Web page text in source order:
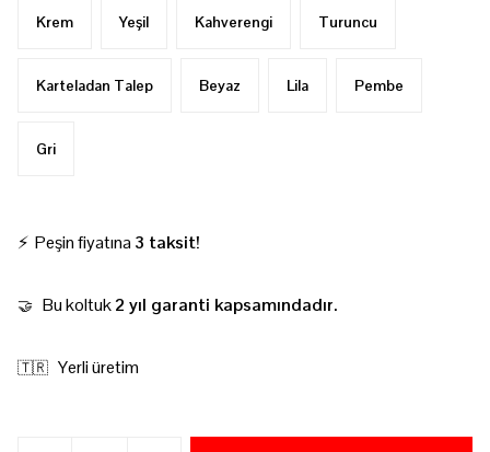
Krem Yeşil Kahverengi Turuncu
Karteladan Talep Beyaz Lila Pembe
Gri
⚡ Peşin fiyatına 3 taksit!
🤝 Bu koltuk2 yıl garanti kapsamındadır.
🇹🇷 Yerli üretim